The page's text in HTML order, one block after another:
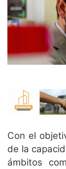
Con el
de la
ámbitos